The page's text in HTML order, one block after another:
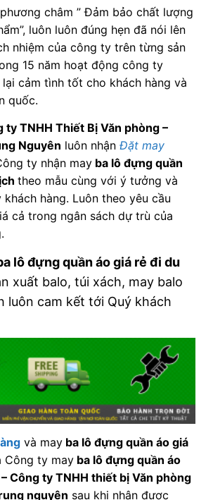
châm ” Đảm bảo chất lượng
luôn luôn đúng hẹn đã nói lên
nhiệm của công ty trên từng sản
15 năm hoạt động công ty
cảm tình tốt cho khách hàng và
quốc.
ty TNHH Thiết Bị Văn phòng –
Nguyên luôn nhận Đặt may
ty nhận mayba lô đựng quần
theo mẫu cùng với ý tưởng và
hàng. Luôn theo yêu cầu
cả trong ngân sách dự trù của
lô đựng quần áo giá rẻ đi du
xuất balo, túi xách, may balo
luôn cam kết tới Quý khách
và mayba lô đựng quần áo giá
Công ty mayba lô đựng quần áo
– Công ty TNHH thiết bị Văn phòng
nguyên sau khi nhận được